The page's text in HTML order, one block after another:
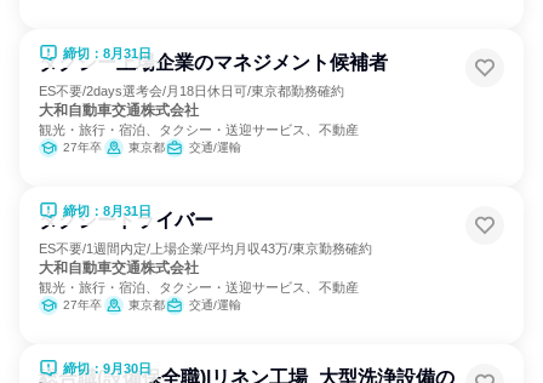
締切：8月31日
タクシー上場企業のマネジメント候補者
ES不要/2days選考会/月18日休日可/東京都勤務確約
大和自動車交通株式会社
観光・旅行・宿泊、タクシー・送迎サービス、不動産
27年卒 東京都 交通/運輸
締切：8月31日
タクシードライバー
ES不要/1週間内定/上場企業/平均月収43万/東京勤務確約
大和自動車交通株式会社
観光・旅行・宿泊、タクシー・送迎サービス、不動産
27年卒 東京都 交通/運輸
締切：9月30日
総合職(設備保全職)|リネン工場_大型洗浄設備の